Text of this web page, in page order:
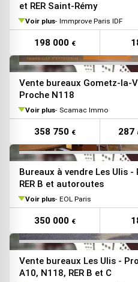
et RER Saint-Rémy
Voir plus Immprove Paris IDF
198 000 €
Vente bureaux Gometz-la-
Proche N118
Voir plus Scamac Immo
358 750 € 287
Bureaux à vendre Les Ulis -
RER B et autoroutes
Voir plus EOL Paris
350 000 €
Vente bureaux Les Ulis -
A10, N118, RER B et C